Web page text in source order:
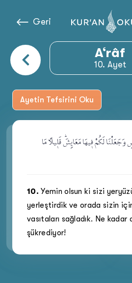
Geri
A‘râf
10. Ayet
Ayetin Tefsirini Oku
لَكُمْ ف۪يهَا مَعَايِشَۜ قَل۪يلًا مَا
10. Yemin olsun ki sizi
yerleştirdik ve orada sizin
vasıtaları sağladık. Ne kadar
şükrediyor!